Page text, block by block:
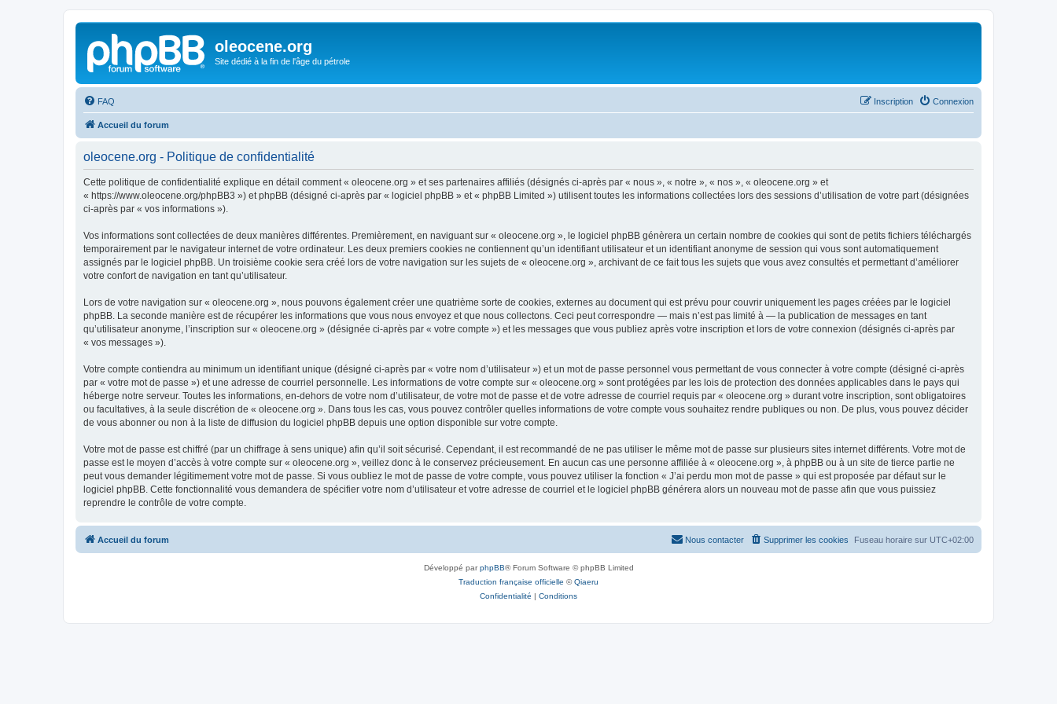
oleocene.org
Site dédié à la fin de l'âge du pétrole
FAQ Connexion
Inscription
Accueil du forum
oleocene.org - Politique de confidentialité
Cette politique de confidentialité explique en détail comment « oleocene.org » et ses partenaires affiliés (désignés ci-après par « nous », « notre », « nos », « oleocene.org » et
« https://www.oleocene.org/phpBB3 ») et phpBB (désigné ci-après par « logiciel phpBB » et « phpBB Limited ») utilisent toutes les informations collectées lors des sessions d’utilisation de votre part (désignées
ci-après par « vos informations »).
Vos informations sont collectées de deux manières différentes. Premièrement, en naviguant sur « oleocene.org », le logiciel phpBB génèrera un certain nombre de cookies qui sont de petits fichiers téléchargés
temporairement par le navigateur internet de votre ordinateur. Les deux premiers cookies ne contiennent qu’un identifiant utilisateur et un identifiant anonyme de session qui vous sont automatiquement
assignés par le logiciel phpBB. Un troisième cookie sera créé lors de votre navigation sur les sujets de « oleocene.org », archivant de ce fait tous les sujets que vous avez consultés et permettant d’améliorer
votre confort de navigation en tant qu’utilisateur.
Lors de votre navigation sur « oleocene.org », nous pouvons également créer une quatrième sorte de cookies, externes au document qui est prévu pour couvrir uniquement les pages créées par le logiciel
phpBB. La seconde manière est de récupérer les informations que vous nous envoyez et que nous collectons. Ceci peut correspondre — mais n’est pas limité à — la publication de messages en tant
qu’utilisateur anonyme, l’inscription sur « oleocene.org » (désignée ci-après par « votre compte ») et les messages que vous publiez après votre inscription et lors de votre connexion (désignés ci-après par
« vos messages »).
Votre compte contiendra au minimum un identifiant unique (désigné ci-après par « votre nom d’utilisateur ») et un mot de passe personnel vous permettant de vous connecter à votre compte (désigné ci-après
par « votre mot de passe ») et une adresse de courriel personnelle. Les informations de votre compte sur « oleocene.org » sont protégées par les lois de protection des données applicables dans le pays qui
héberge notre serveur. Toutes les informations, en-dehors de votre nom d’utilisateur, de votre mot de passe et de votre adresse de courriel requis par « oleocene.org » durant votre inscription, sont obligatoires
ou facultatives, à la seule discrétion de « oleocene.org ». Dans tous les cas, vous pouvez contrôler quelles informations de votre compte vous souhaitez rendre publiques ou non. De plus, vous pouvez décider
de vous abonner ou non à la liste de diffusion du logiciel phpBB depuis une option disponible sur votre compte.
Votre mot de passe est chiffré (par un chiffrage à sens unique) afin qu’il soit sécurisé. Cependant, il est recommandé de ne pas utiliser le même mot de passe sur plusieurs sites internet différents. Votre mot de
passe est le moyen d’accès à votre compte sur « oleocene.org », veillez donc à le conservez précieusement. En aucun cas une personne affiliée à « oleocene.org », à phpBB ou à un site de tierce partie ne
peut vous demander légitimement votre mot de passe. Si vous oubliez le mot de passe de votre compte, vous pouvez utiliser la fonction « J’ai perdu mon mot de passe » qui est proposée par défaut sur le
logiciel phpBB. Cette fonctionnalité vous demandera de spécifier votre nom d’utilisateur et votre adresse de courriel et le logiciel phpBB générera alors un nouveau mot de passe afin que vous puissiez
reprendre le contrôle de votre compte.
Accueil du forum Fuseau horaire sur UTC+02:00
Supprimer les cookies
Nous contacter
Développé parphpBB® Forum Software © phpBB Limited
Traduction française officielle ©Qiaeru
Confidentialité | Conditions